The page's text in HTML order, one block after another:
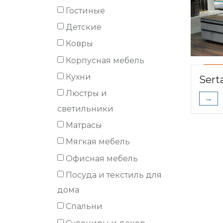
Гостиные
Детские
Ковры
Корпусная мебель
Кухни
Люстры и
светильники
Матрасы
Мягкая мебель
Офисная мебель
Посуда и текстиль для
дома
Спальни
→